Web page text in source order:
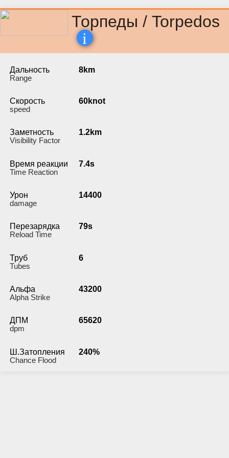
Торпеды / Torpedos
i
Дальность
Range
8km
Скорость
speed
60knot
Заметность
Visibility Factor
1.2km
Время реакции
Time Reaction
7.4s
Урон
damage
14400
Перезарядка
Reload Time
79s
Труб
Tubes
6
Альфа
Alpha Strike
43200
ДПМ
dpm
65620
Ш.Затопления
Chance Flood
240%